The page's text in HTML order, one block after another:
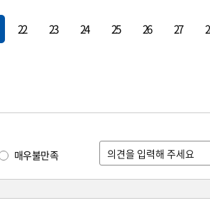
22 23 24 25 26 27
매우불만족